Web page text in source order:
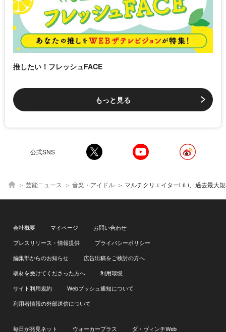
推したい！フレッシュFACE
もっと見る
公式SNS
芸能ニュース 音楽・アイドル マルチクリエイターLiLi、過去最大規模の生誕“ライブイベント”で見せた「表現者」としての進化＜「I
会社概要 マイページ
お問い合わせ
プレスリリース・情報提供
プライバシーポリシー
編集部からのお知らせ
広告出稿をご検討の方へ
取材を受けてくださった方へ
利用環境
サイト利用規約
Webプッシュ通知について
利用者情報の外部送信について
毎日が発見ネット ウォーカープラス ダ・ヴィンチWeb